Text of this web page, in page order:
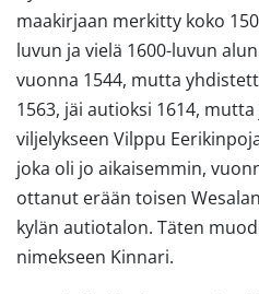
maakirjaan merkitty koko
luvun ja vielä 1600-luvun
vuonna 1544, mutta
1563, jäi autioksi 1614,
viljelykseen Vilppu
joka oli jo aikaisemmin,
ottanut erään toisen Wesalan
kylän autiotalon. Täten
nimekseen Kinnari.